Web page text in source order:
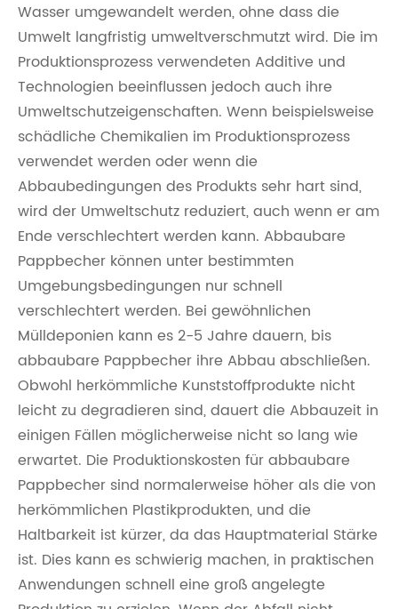
Wasser umgewandelt werden, ohne dass die
Umwelt langfristig umweltverschmutzt wird. Die im
Produktionsprozess verwendeten Additive und
Technologien beeinflussen jedoch auch ihre
Umweltschutzeigenschaften. Wenn beispielsweise
schädliche Chemikalien im Produktionsprozess
verwendet werden oder wenn die
Abbaubedingungen des Produkts sehr hart sind,
wird der Umweltschutz reduziert, auch wenn er am
Ende verschlechtert werden kann. Abbaubare
Pappbecher können unter bestimmten
Umgebungsbedingungen nur schnell
verschlechtert werden. Bei gewöhnlichen
Mülldeponien kann es 2-5 Jahre dauern, bis
abbaubare Pappbecher ihre Abbau abschließen.
Obwohl herkömmliche Kunststoffprodukte nicht
leicht zu degradieren sind, dauert die Abbauzeit in
einigen Fällen möglicherweise nicht so lang wie
erwartet. Die Produktionskosten für abbaubare
Pappbecher sind normalerweise höher als die von
herkömmlichen Plastikprodukten, und die
Haltbarkeit ist kürzer, da das Hauptmaterial Stärke
ist. Dies kann es schwierig machen, in praktischen
Anwendungen schnell eine groß angelegte